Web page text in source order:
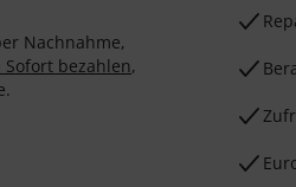
Nachnahme,
Sofort bezahlen,